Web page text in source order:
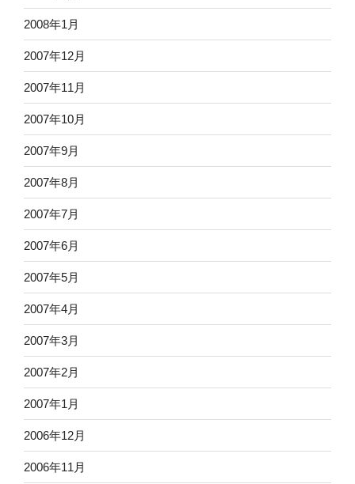
2008年1月
2007年12月
2007年11月
2007年10月
2007年9月
2007年8月
2007年7月
2007年6月
2007年5月
2007年4月
2007年3月
2007年2月
2007年1月
2006年12月
2006年11月